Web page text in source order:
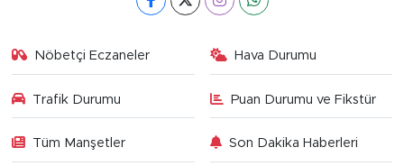
Nöbetçi Eczaneler Hava Durumu
Trafik Durumu Puan Durumu ve Fikstür
Tüm Manşetler Son Dakika Haberleri